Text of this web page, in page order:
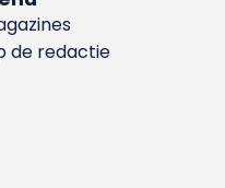
de redactie